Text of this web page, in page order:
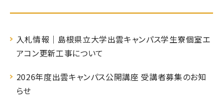
入札情報｜島根県立大学出雲キャンパス学生寮個室エ
アコン更新工事について
2026年度出雲キャンパス公開講座 受講者募集のお知
らせ